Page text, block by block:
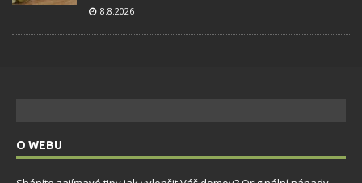
8.8.2026
O WEBU